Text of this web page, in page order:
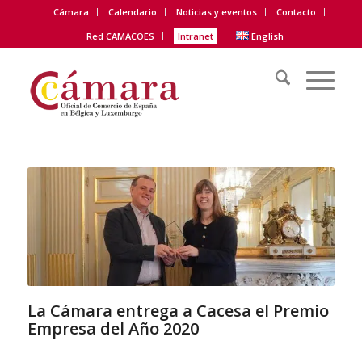
Cámara Calendario Noticias y eventos
Contacto
Red CAMACOES
Intranet English
La Cámara entrega a Cacesa el Premio
Empresa del Año 2020